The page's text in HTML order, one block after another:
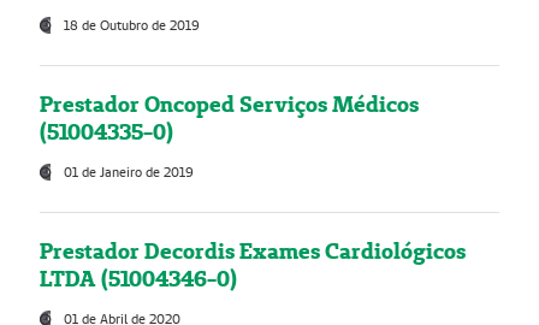
18 de Outubro de 2019
Prestador Oncoped Serviços Médicos
(51004335-0)
01 de Janeiro de 2019
Prestador Decordis Exames Cardiológicos
LTDA (51004346-0)
01 de Abril de 2020